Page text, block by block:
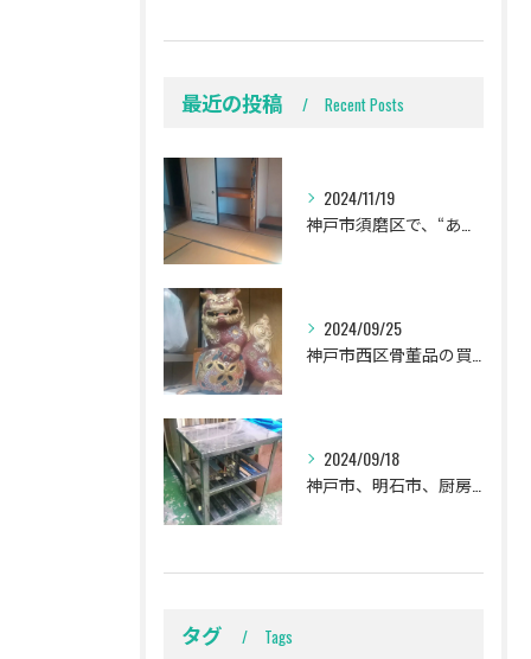
最近の投稿 Recent Posts
2024/11/19
2024/09/25
2024/09/18
タグ Tags